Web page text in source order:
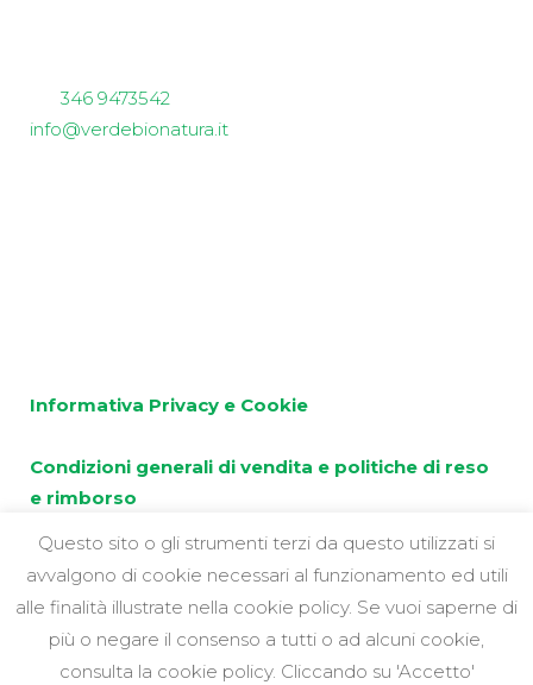
346 9473542
info@verdebionatura.it
Informativa Privacy e Cookie
Condizioni generali di vendita e politiche di reso
e rimborso
Questo sito o gli strumenti terzi da questo utilizzati si
avvalgono di cookie necessari al funzionamento ed utili
alle finalità illustrate nella cookie policy. Se vuoi saperne di
più o negare il consenso a tutti o ad alcuni cookie,
consulta la cookie policy. Cliccando su 'Accetto'